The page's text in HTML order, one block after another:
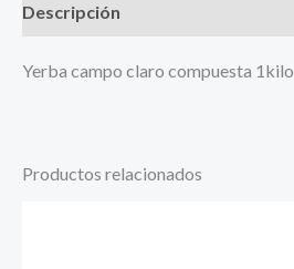
Descripción
Yerba campo claro compuesta 1kilo
Productos relacionados